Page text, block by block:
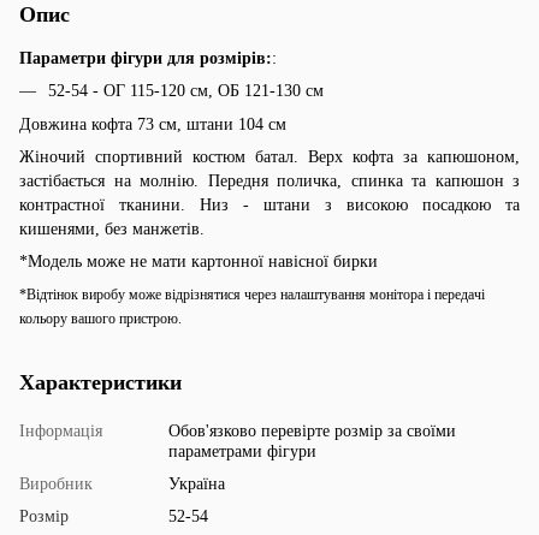
Опис
Параметри фігури для розмірів::
52-54 - ОГ 115-120 см, ОБ 121-130 см
Довжина кофта 73 см, штани 104 см
Жіночий спортивний костюм батал. Верх кофта за капюшоном,
застібається на молнію. Передня поличка, спинка та капюшон з
контрастної тканини. Низ - штани з високою посадкою та
кишенями, без манжетів.
*Модель може не мати картонної навісної бирки
*Відтінок виробу може відрізнятися через налаштування монітора і передачі
кольору вашого пристрою.
Характеристики
Інформація
Обов'язково перевірте розмір за своїми
параметрами фігури
Виробник
Україна
Розмір
52-54